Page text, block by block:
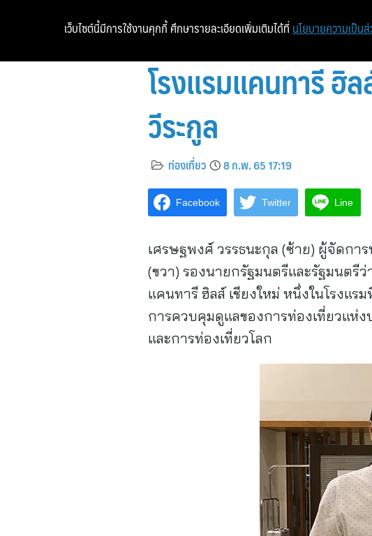
โรงแรมแคนทารี ฮิ
วีระกูล
ท่องเที่ยว 8 ก.พ. 65 17:19
Facebook Twitter Line
เศรษฐพงศ์ วรรธนะกุล (ซ้าย) ผู้จัดกา
(ขวา) รองนายกรัฐมนตรีและรัฐมนตรี
แคนทารี ฮิลส์ เชียงใหม่ หนึ่งในโรงแ
การควบคุมดูแลของการท่องเที่ยวแห่ง
และการท่องเที่ยวโลก
เว็บไซต์นี้มีการใช้งานคุกกี้ ศึกษารายละเอียดเพิ่มเติมได้ที่ นโยบายความเป็น